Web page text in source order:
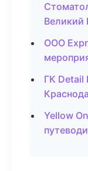
Великий
ООО
ГК Detail
Yellow